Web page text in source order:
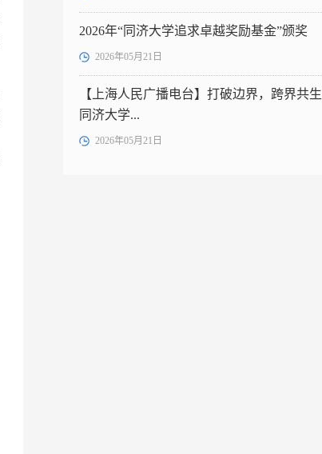
2026年“同济大学追求卓越奖励基金”颁奖
2026年05月21日
【上海人民广播电台】打破边界，跨界共生
同济大学...
2026年05月21日